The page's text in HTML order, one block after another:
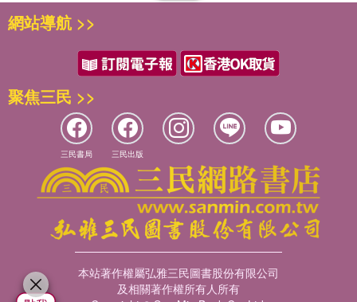
網站導航 >>
聚焦三民 >>
三民書局 三民出版
本站著作權屬弘雅三民圖書股份有限公司
及相關著作權所有人所有